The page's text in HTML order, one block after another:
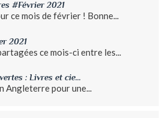
#Février 2021
ce mois de février ! Bonne...
2021
ce mois-ci entre les...
: Livres et cie...
Angleterre pour une...